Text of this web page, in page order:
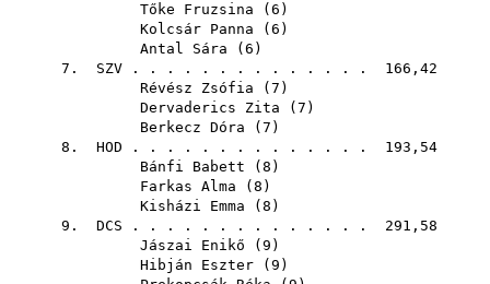
Tőke Fruzsina ( 6 )
Kolcsár Panna ( 6 )
Antal Sára ( 6 )
7. SZV . . . . . . . . . . . . . . 166,42
Révész Zsófia ( 7 )
Dervaderics Zita ( 7 )
Berkecz Dóra ( 7 )
8. HOD . . . . . . . . . . . . . . 193,54
Bánfi Babett ( 8 )
Farkas Alma ( 8 )
Kisházi Emma ( 8 )
9. DCS . . . . . . . . . . . . . . 291,58
Jászai Enikő ( 9 )
Hibján Eszter ( 9 )